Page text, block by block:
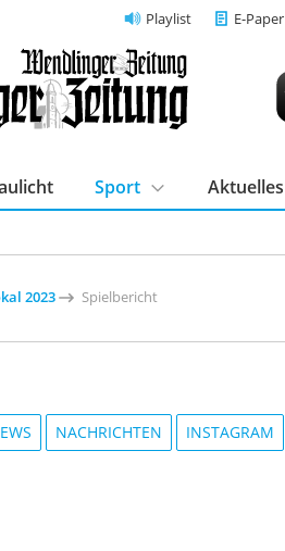
Playlist E-Paper
Sport Aktuelles
2023 Spielbericht
NACHRICHTEN INSTAGRAM